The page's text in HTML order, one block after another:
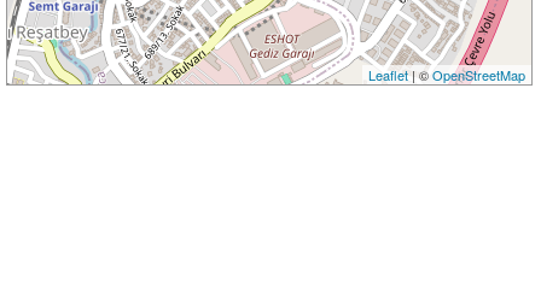
Leaflet| ©OpenStreetMap